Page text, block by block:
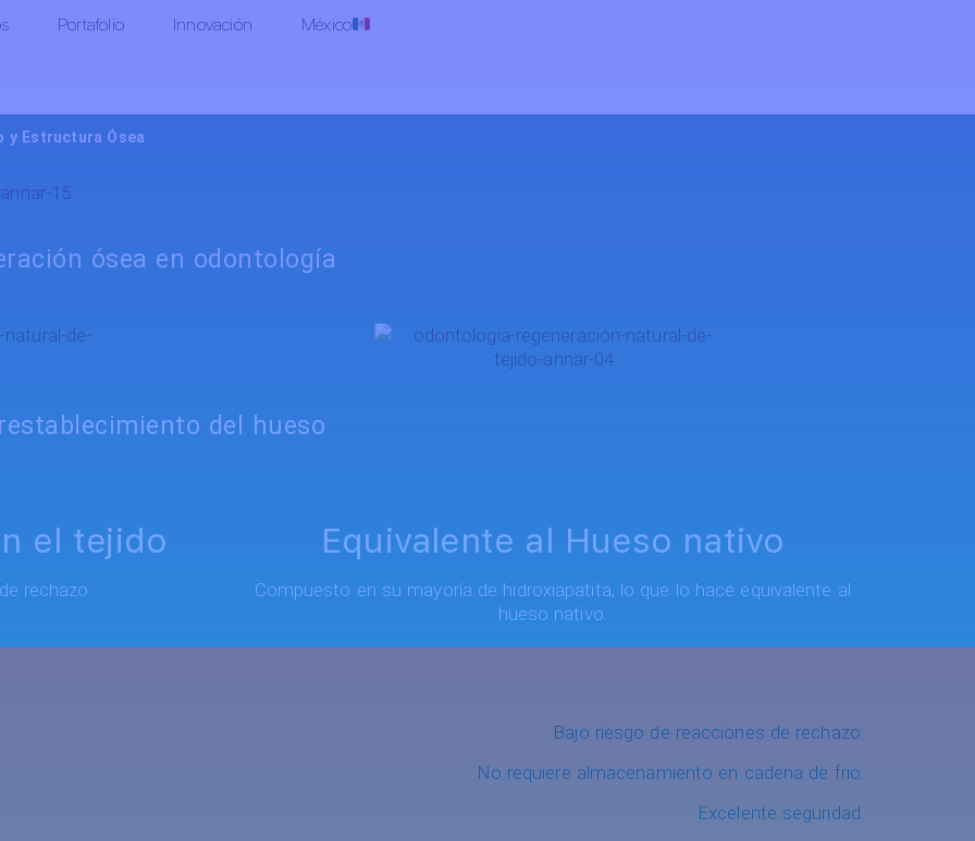
Portafolio Innovación México
y Estructura Ósea
ósea en odontología
del hueso
el tejido
rechazo
Equivalente al Hueso nativo
Compuesto en su mayoría de hidroxiapatita, lo que lo hace equivalente al
hueso nativo.
Bajo riesgo de reacciones de rechazo.
No requiere almacenamiento en cadena de frio.
Excelente seguridad.